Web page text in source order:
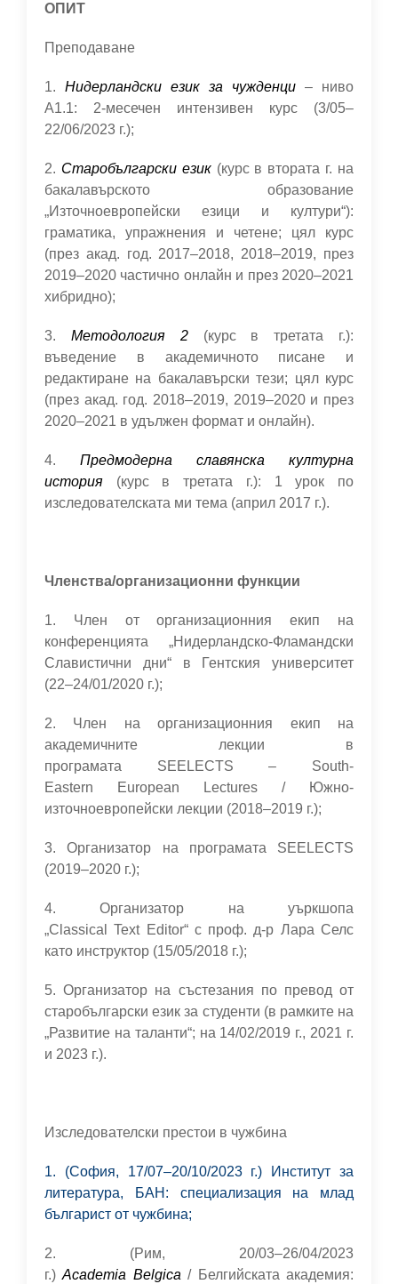
ОПИТ
Преподаване
1. Нидерландски език за чужденци – ниво
А1.1: 2-месечен интензивен курс (3/05–
22/06/2023 г.);
2. Старобългарски език (курс в втората г. на
бакалавърското образование
„Източноевропейски езици и култури“):
граматика, упражнения и четене; цял курс
(през акад. год. 2017–2018, 2018–2019, през
2019–2020 частично oнлайн и през 2020–2021
хибридно);
3. Методология 2 (курс в третата г.):
въведение в академичното писане и
редактиране на бакалавърски тези; цял курс
(през акад. год. 2018–2019, 2019–2020 и през
2020–2021 в удължен формат и онлайн).
4. Предмодерна славянска културна
история (курс в третата г.): 1 урок по
изследователската ми тема (април 2017 г.).
Членства/организационни функции
1. Член от организационния екип на
конференцията „Нидерландско-Фламандски
Славистични дни“ в Гентския университет
(22–24/01/2020 г.);
2. Член на организационния екип на
академичните лекции в
програмата SEELECTS – South-
Eastern European Lectures / Южно-
източноевропейски лекции (2018–2019 г.);
3. Организатор на програмата SEELECTS
(2019–2020 г.);
4. Организатор на уъркшопа
„Classical Text Editor“ с проф. д-р Лара Селс
като инструктор (15/05/2018 г.);
5. Организатор на състезания по превод от
старобългарски език за студенти (в рамките на
„Развитие на таланти“; на 14/02/2019 г., 2021 г.
и 2023 г.).
Изследователски престои в чужбина
1. (София, 17/07–20/10/2023 г.) Институт за
литература, БАН: специализация на млад
българист от чужбина;
2. (Рим, 20/03–26/04/2023
г.)Academia Belgica / Белгийската академия: